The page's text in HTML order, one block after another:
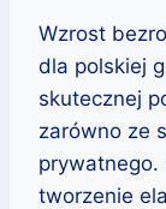
Wzrost
dla polskiej
skutecznej
zarówno ze
prywatnego.
tworzenie